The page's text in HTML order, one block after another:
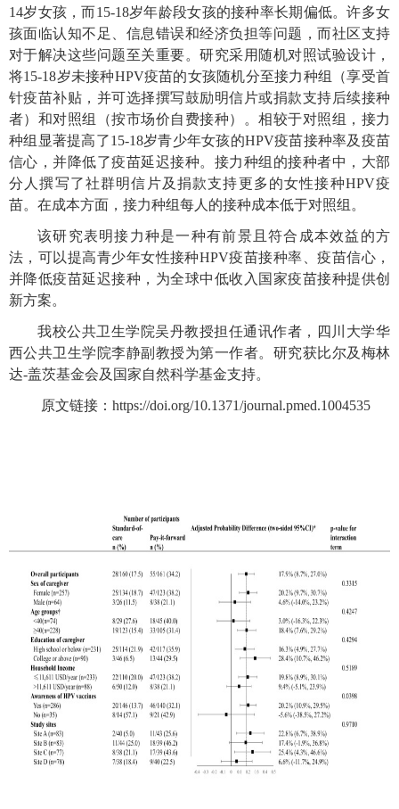
14岁女孩，而15-18岁年龄段女孩的接种率长期偏低。许多女
孩面临认知不足、信息错误和经济负担等问题，而社区支持
对于解决这些问题至关重要。研究采用随机对照试验设计，
将15-18岁未接种HPV疫苗的女孩随机分至接力种组（享受首
针疫苗补贴，并可选择撰写鼓励明信片或捐款支持后续接种
者）和对照组（按市场价自费接种）。相较于对照组，接力
种组显著提高了15-18岁青少年女孩的HPV疫苗接种率及疫苗
信心，并降低了疫苗延迟接种。接力种组的接种者中，大部
分人撰写了社群明信片及捐款支持更多的女性接种HPV疫
苗。在成本方面，接力种组每人的接种成本低于对照组。
该研究表明接力种是一种有前景且符合成本效益的方
法，可以提高青少年女性接种HPV疫苗接种率、疫苗信心，
并降低疫苗延迟接种，为全球中低收入国家疫苗接种提供创
新方案。
我校公共卫生学院吴丹教授担任通讯作者，
四川大学华
西公共卫生学院李静副教授为第一作者。研究获比尔及梅林
达-盖茨基金会及国家自然科学基金支持。
原文链接： https://doi.org/10.1371/journal.pmed.1004535